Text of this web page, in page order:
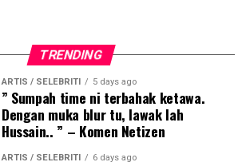
TRENDING
ARTIS / SELEBRITI 5 days ago
” Sumpah time ni terbahak ketawa.
Dengan muka blur tu, lawak lah
Hussain.. ” – Komen Netizen
ARTIS / SELEBRITI 6 days ago